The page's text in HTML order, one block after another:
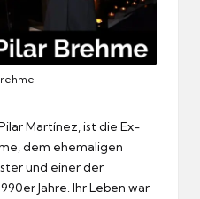
Martínez, ist die Ex-
dem ehemaligen
und einer der
Jahre. Ihr Leben war